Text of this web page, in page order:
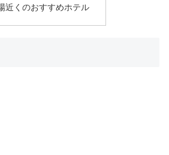
近くのおすすめホテル